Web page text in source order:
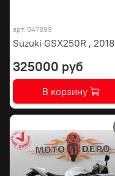
арт. 047899
Suzuki GSX250R , 2018
325000 руб
В корзину